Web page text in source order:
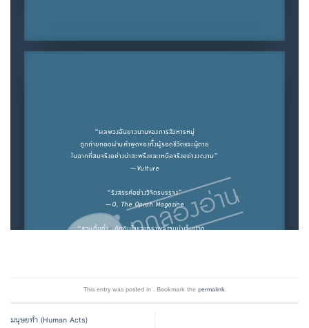
This entry was posted in . Bookmark thepermalink.
มนุษยทำ (Human Acts)